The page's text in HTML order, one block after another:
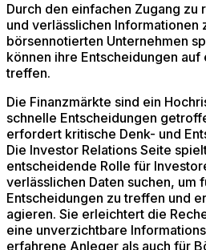
Durch den einfachen Zugang
und verlässlichen Informationen
börsennotierten Unternehmen
können ihre Entscheidungen
treffen.
Die Finanzmärkte sind ein
schnelle Entscheidungen
erfordert kritische Denk- und
Die Investor Relations Seite
entscheidende Rolle für
verlässlichen Daten suchen, um
Entscheidungen zu treffen und
agieren. Sie erleichtert die
eine unverzichtbare
erfahrene Anleger als auch für